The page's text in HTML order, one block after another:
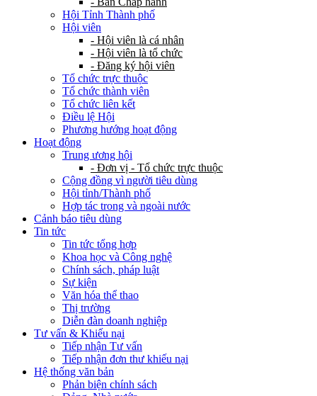
Hội Tỉnh Thành phố
Hội viên
- Hội viên là cá nhân
- Hội viên là tổ chức
- Đăng ký hội viên
Tổ chức trực thuộc
Tổ chức thành viên
Tổ chức liên kết
Điều lệ Hội
Phương hướng hoạt động
Hoạt động
Trung ương hội
- Đơn vị - Tổ chức trực thuộc
Cộng đồng vì người tiêu dùng
Hội tỉnh/Thành phố
Hợp tác trong và ngoài nước
Cảnh báo tiêu dùng
Tin tức
Tin tức tổng hợp
Khoa học và Công nghệ
Chính sách, pháp luật
Sự kiện
Văn hóa thể thao
Thị trường
Diễn đàn doanh nghiệp
Tư vấn & Khiếu nại
Tiếp nhận Tư vấn
Tiếp nhận đơn thư khiếu nại
Hệ thống văn bản
Phản biện chính sách